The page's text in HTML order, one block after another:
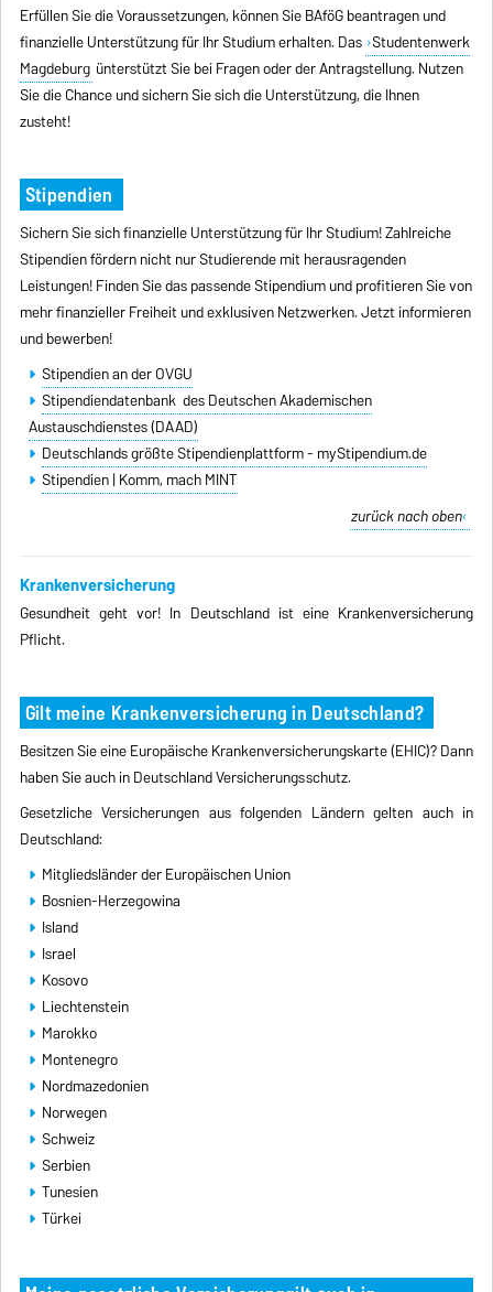
Erfüllen Sie die Voraussetzungen, können Sie BAföG beantragen und
finanzielle Unterstützung für Ihr Studium erhalten. Das Studentenwerk
Magdeburg ünterstützt Sie bei Fragen oder der Antragstellung. Nutzen
Sie die Chance und sichern Sie sich die Unterstützung, die Ihnen
zusteht!
Stipendien
Sichern Sie sich finanzielle Unterstützung für Ihr Studium! Zahlreiche
Stipendien fördern nicht nur Studierende mit herausragenden
Leistungen! Finden Sie das passende Stipendium und profitieren Sie von
mehr finanzieller Freiheit und exklusiven Netzwerken. Jetzt informieren
und bewerben!
Stipendien an der OVGU
Stipendiendatenbank des Deutschen Akademischen
Austauschdienstes (DAAD)
Deutschlands größte Stipendienplattform - myStipendium.de
Stipendien | Komm, mach MINT
zurück nach oben
Krankenversicherung
Gesundheit geht vor! In Deutschland ist eine Krankenversicherung
Pflicht.
Gilt meine Krankenversicherung in Deutschland?
Besitzen Sie eine Europäische Krankenversicherungskarte (EHIC)? Dann
haben Sie auch in Deutschland Versicherungsschutz.
Gesetzliche Versicherungen aus folgenden Ländern gelten auch in
Deutschland:
Mitgliedsländer der Europäischen Union
Bosnien-Herzegowina
Island
Israel
Kosovo
Liechtenstein
Marokko
Montenegro
Nordmazedonien
Norwegen
Schweiz
Serbien
Tunesien
Türkei